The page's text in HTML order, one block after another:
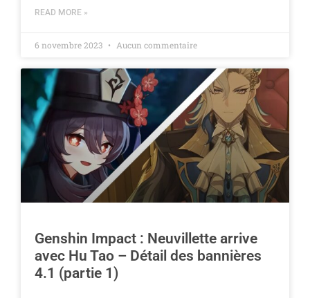
READ MORE »
6 novembre 2023 Aucun commentaire
Genshin Impact : Neuvillette arrive
avec Hu Tao – Détail des bannières
4.1 (partie 1)